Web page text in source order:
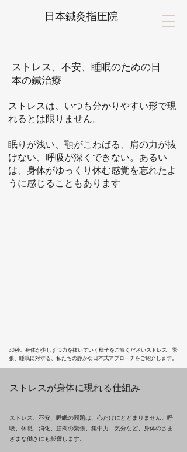
日本鍼灸指圧院
ストレス、不安、睡眠のための日
本の鍼治療
ストレスは、いつも分かりやすい形で現
れるとは限りません。
眠りが浅い、顎がこわばる、肩の力が抜
けない、呼吸が深くできない。あるい
は、身体がゆっくり休む感覚を忘れたよ
うに感じることもあります
30秒。身体が少しずつ力を抜いていく様子をご覧くださいストレス、緊
張、睡眠に対する、私たちの静かな日本式アプローチをご紹介します。
ストレスが身体に現れる仕組み
ストレス、不安、睡眠の問題は、心だけにとどまりません。呼
吸、休息、消化、筋肉の緊張、集中力、気分など、身体のさま
ざまな働きにも影響します。